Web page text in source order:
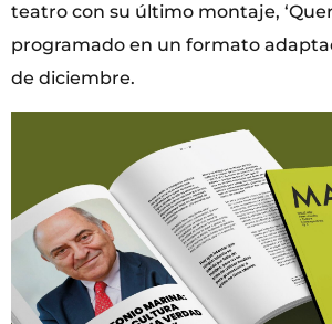
teatro con su último montaje,
programado en un formato
de diciembre.